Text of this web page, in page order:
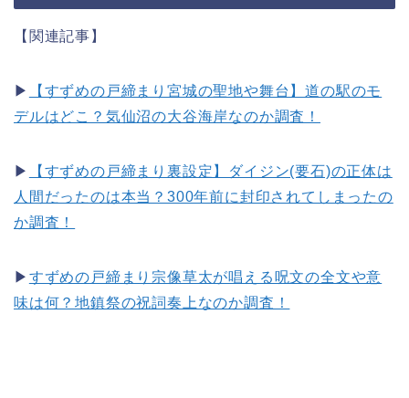
【関連記事】
▶
【すずめの戸締まり宮城の聖地や舞台】道の駅のモ
デルはどこ？気仙沼の大谷海岸なのか調査！
▶
【すずめの戸締まり裏設定】ダイジン(要石)の正体は
人間だったのは本当？300年前に封印されてしまったの
か調査！
▶ すずめの戸締まり宗像草太が唱える呪文の全文や意
味は何？地鎮祭の祝詞奏上なのか調査！